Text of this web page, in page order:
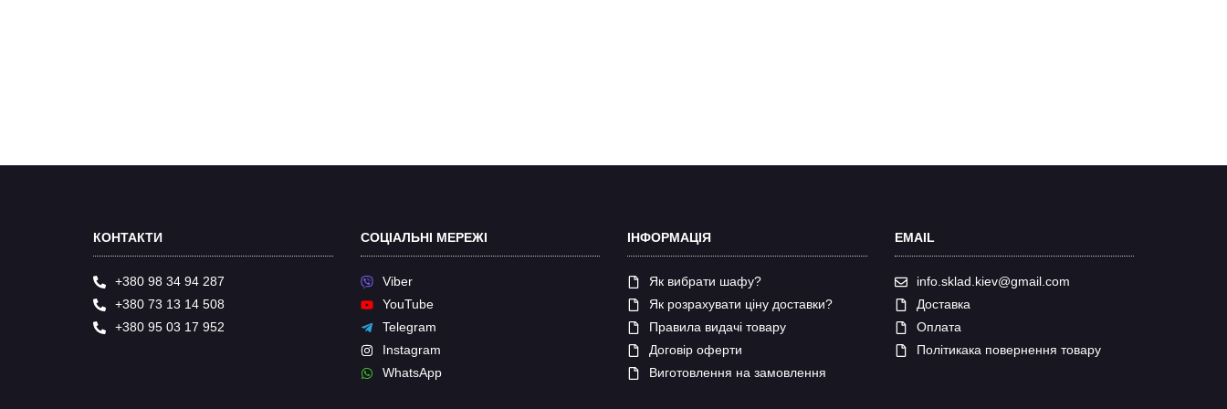
КОНТАКТИ
+380 98 34 94 287
+380 73 13 14 508
+380 95 03 17 952
СОЦІАЛЬНІ МЕРЕЖІ
Viber
YouTube
Telegram
Instagram
WhatsApp
ІНФОРМАЦІЯ
Як вибрати шафу?
Як розрахувати ціну доставки?
Правила видачі товару
Договір оферти
Виготовлення на замовлення
EMAIL
info.sklad.kiev@gmail.com
Доставка
Оплата
Політикака повернення товару